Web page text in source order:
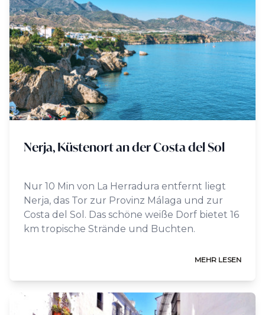
Nerja, Küstenort an der Costa del Sol
Nur 10 Min von La Herradura entfernt liegt
Nerja, das Tor zur Provinz Málaga und zur
Costa del Sol. Das schöne weiße Dorf bietet 16
km tropische Strände und Buchten.
MEHR LESEN